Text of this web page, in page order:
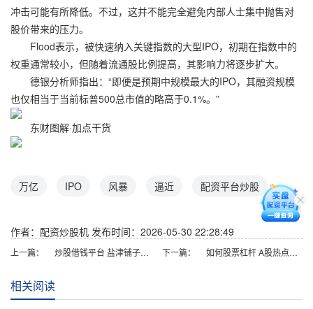
冲击可能有所降低。不过，这并不能完全避免内部人士集中抛售对
股价带来的压力。
Flood表示，被快速纳入关键指数的大型IPO，初期在指数中的
权重通常较小，但随着流通股比例提高，其影响力将逐步扩大。
德银分析师指出：“即便是预期中规模最大的IPO，其融资规模
也仅相当于当前标普500总市值的略高于0.1%。”
东财图解·加点干货
万亿 IPO 风暴 逼近 配资平台炒股
作者：配资炒股机 发布时间：2026-05-30 22:28:49
上一篇： 炒股借钱平台 盐津铺子2024年度权益分派方案出炉 每10股派发现金红利10元 下一篇： 如何股票杠杆 A股热点高低切换 主要股指走势分化 机构：科技主线内部可能迎来轮动
相关阅读